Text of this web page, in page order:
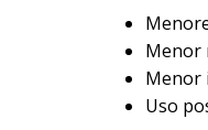
Menor
Menor
Uso